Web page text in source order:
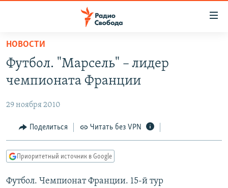
упрощенного
доступа
основному
Вернутся
главной
навигации
Вернутся
ПРОГРАММЫ
ПОДКАСТЫ
АВТОРСКИЕ ПРОЕКТЫ
ЦИТАТЫ СВОБОДЫ
МНЕНИЯ
IDEL.РЕАЛИИ
КАВКАЗ.РЕАЛИИ
НОВОСТИ
Футбол. "Марсель" – лидер
чемпионата Франции
29 ноября 2010
Поделиться Читать без VPN
Приоритетный источник в Google
Футбол. Чемпионат Франции. 15-й тур